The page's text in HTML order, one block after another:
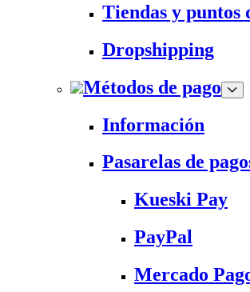
Tiendas y puntos
Dropshipping
Métodos de pago
Información
Pasarelas de
Kueski Pay
PayPal
Mercado